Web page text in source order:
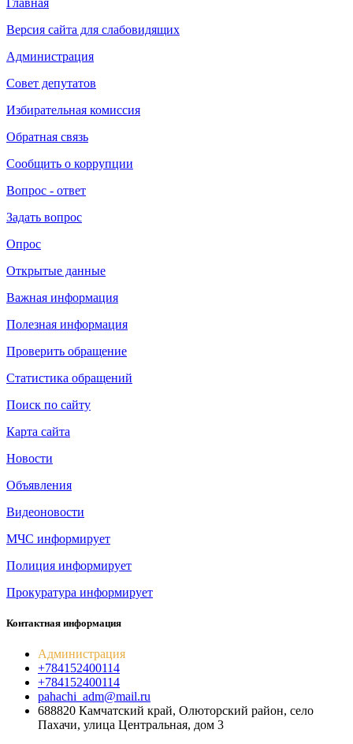
Главная
Версия сайта для слабовидящих
Администрация
Совет депутатов
Избирательная комиссия
Обратная связь
Сообщить о коррупции
Вопрос - ответ
Задать вопрос
Опрос
Открытые данные
Важная информация
Полезная информация
Проверить обращение
Статистика обращений
Поиск по сайту
Карта сайта
Новости
Объявления
Видеоновости
МЧС информирует
Полиция информирует
Прокуратура информирует
Контактная информация
Администрация
+784152400114
+784152400114
pahachi_adm@mail.ru
688820 Камчатский край, Олюторский район, село
Пахачи, улица Центральная, дом 3